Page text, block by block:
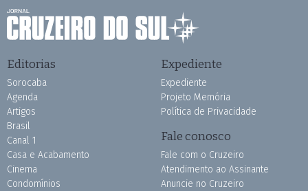
Editorias
Sorocaba
Agenda
Artigos
Brasil
Canal 1
Casa e Acabamento
Cinema
Condomínios
Expediente
Expediente
Projeto Memória
Política de Privacidade
Fale conosco
Fale com o Cruzeiro
Atendimento ao Assinante
Anuncie no Cruzeiro